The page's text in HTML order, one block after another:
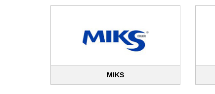
MIKS